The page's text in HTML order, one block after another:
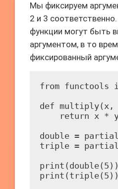
Мы фиксируем
2 и 3
функции могут быть
аргументом, в то
фиксированный
from functools
def multiply(x,
return x *
double =
triple =